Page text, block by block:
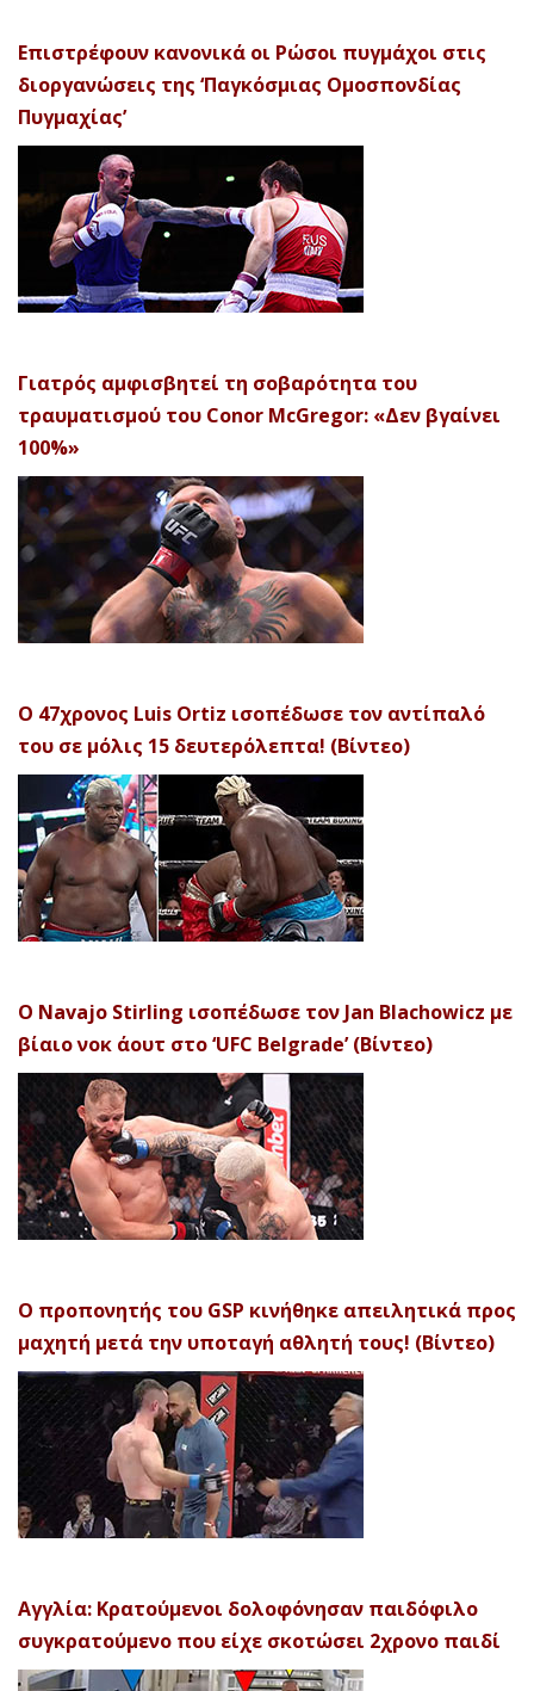
Επιστρέφουν κανονικά οι Ρώσοι πυγμάχοι στις
διοργανώσεις της ‘Παγκόσμιας Ομοσπονδίας
Πυγμαχίας’
Γιατρός αμφισβητεί τη σοβαρότητα του
τραυματισμού του Conor McGregor: «Δεν βγαίνει
100%»
Ο 47χρονος Luis Ortiz ισοπέδωσε τον αντίπαλό
του σε μόλις 15 δευτερόλεπτα! (Βίντεο)
Ο Navajo Stirling ισοπέδωσε τον Jan Blachowicz με
βίαιο νοκ άουτ στο ‘UFC Belgrade’ (Βίντεο)
Ο προπονητής του GSP κινήθηκε απειλητικά προς
μαχητή μετά την υποταγή αθλητή τους! (Βίντεο)
Αγγλία: Κρατούμενοι δολοφόνησαν παιδόφιλο
συγκρατούμενο που είχε σκοτώσει 2χρονο παιδί